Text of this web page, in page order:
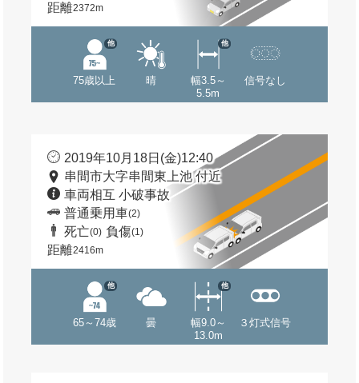
距離2372m
75歳以上
他
晴
幅3.5～
5.5m
他
信号なし
2019年10月18日(金)12:40
串間市大字串間東上池 付近
車両相互 小破事故
普通乗用車(2)
死亡(0) 負傷(1)
距離2416m
65～74歳
他
曇
幅9.0～
13.0m
他
３灯式信号